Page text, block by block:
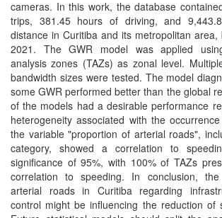
cameras. In this work, the database
trips, 381.45 hours of driving, and
distance in Curitiba and its metropolitan area,
2021. The GWR model was applied
analysis zones (TAZs) as zonal level.
bandwidth sizes were tested. The model
some GWR performed better than the global
of the models had a desirable performance
heterogeneity associated with the
the variable "proportion of arterial roads",
category, showed a correlation to
significance of 95%, with 100% of TAZs
correlation to speeding. In conclusion,
arterial roads in Curitiba regarding
control might be influencing the reduction of